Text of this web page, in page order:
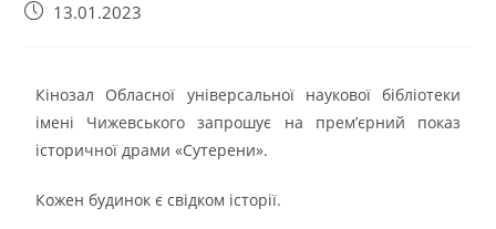
13.01.2023
Кінозал Обласної універсальної наукової бібліотеки
імені Чижевського запрошує на прем’єрний показ
історичної драми «Сутерени».
Кожен будинок є свідком історії.